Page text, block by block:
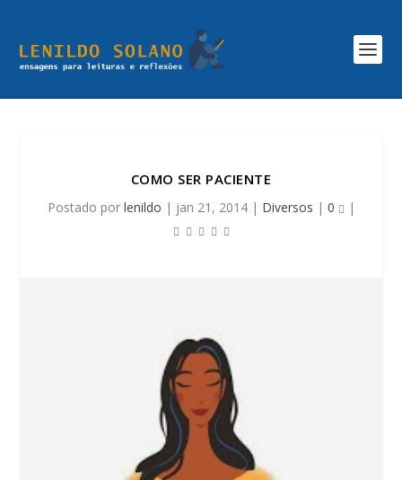
COMO SER PACIENTE
Postado por lenildo | jan 21, 2014| Diversos | 0 |